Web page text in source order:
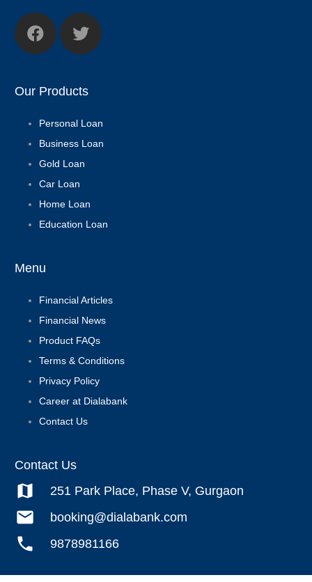
Our Products
Personal Loan
Business Loan
Gold Loan
Car Loan
Home Loan
Education Loan
Menu
Financial Articles
Financial News
Product FAQs
Terms & Conditions
Privacy Policy
Career at Dialabank
Contact Us
Contact Us
map 251 Park Place, Phase V, Gurgaon
mail booking@dialabank.com
phone 9878981166